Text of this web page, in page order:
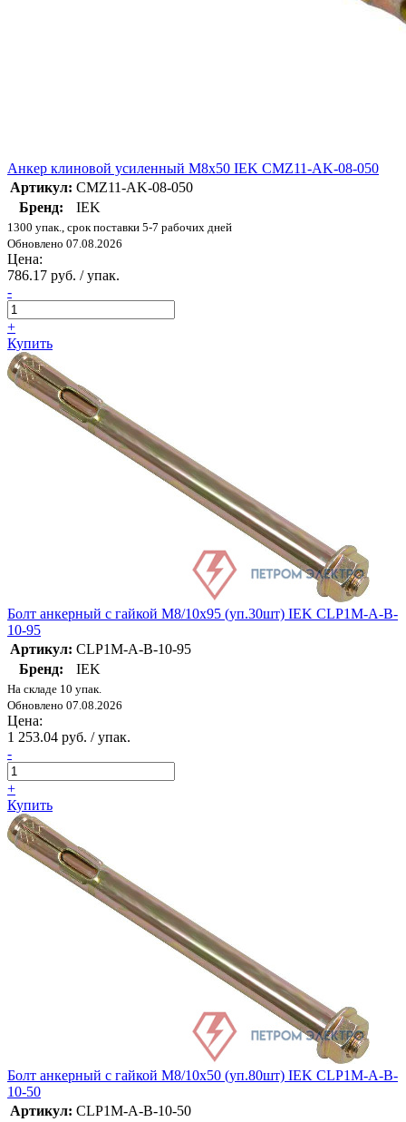
Анкер клиновой усиленный М8х50 IEK CMZ11-AK-08-050
Артикул: CMZ11-AK-08-050
Бренд:
IEK
1300 упак., срок поставки 5-7 рабочих дней
Обновлено 07.08.2026
Цена:
786.17 руб. / упак.
-
+
Купить
Болт анкерный с гайкой М8/10х95 (уп.30шт) IEK CLP1M-A-B-
10-95
Артикул: CLP1M-A-B-10-95
Бренд:
IEK
На складе 10 упак.
Обновлено 07.08.2026
Цена:
1 253.04 руб. / упак.
-
+
Купить
Болт анкерный с гайкой М8/10х50 (уп.80шт) IEK CLP1M-A-B-
10-50
Артикул: CLP1M-A-B-10-50